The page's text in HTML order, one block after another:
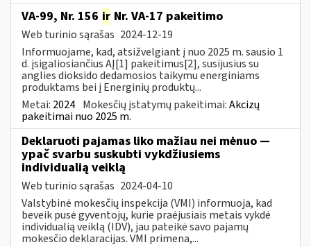
VA-99, Nr. 156 ir Nr. VA-17 pakeitimo
Web turinio sąrašas 2024-12-19
Informuojame, kad, atsižvelgiant į nuo 2025 m. sausio 1
d. įsigaliosiančius AĮ[1] pakeitimus[2], susijusius su
anglies dioksido dedamosios taikymu energiniams
produktams bei į Energinių produktų...
Metai: 2024 Mokesčių įstatymų pakeitimai:Akcizų
pakeitimai nuo 2025 m.
Deklaruoti pajamas liko mažiau nei mėnuo —
ypač svarbu suskubti vykdžiusiems
individualią veiklą
Web turinio sąrašas 2024-04-10
Valstybinė mokesčių inspekcija (VMI) informuoja, kad
beveik pusė gyventojų, kurie praėjusiais metais vykdė
individualią veiklą (IDV), jau pateikė savo pajamų
mokesčio deklaracijas. VMI primena,...